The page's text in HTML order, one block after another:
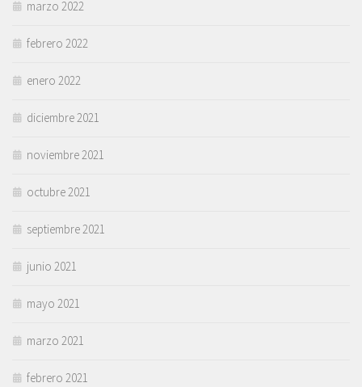
marzo 2022
febrero 2022
enero 2022
diciembre 2021
noviembre 2021
octubre 2021
septiembre 2021
junio 2021
mayo 2021
marzo 2021
febrero 2021